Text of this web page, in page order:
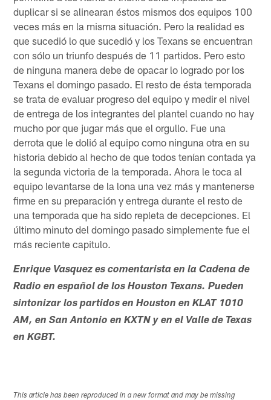
duplicar si se alinearan éstos mismos dos equipos 100
veces más en la misma situación. Pero la realidad es
que sucedió lo que sucedió y los Texans se encuentran
con sólo un triunfo después de 11 partidos. Pero esto
de ninguna manera debe de opacar lo logrado por los
Texans el domingo pasado. El resto de ésta temporada
se trata de evaluar progreso del equipo y medir el nivel
de entrega de los integrantes del plantel cuando no hay
mucho por que jugar más que el orgullo. Fue una
derrota que le dolió al equipo como ninguna otra en su
historia debido al hecho de que todos tenían contada ya
la segunda victoria de la temporada. Ahora le toca al
equipo levantarse de la lona una vez más y mantenerse
firme en su preparación y entrega durante el resto de
una temporada que ha sido repleta de decepciones. El
último minuto del domingo pasado simplemente fue el
más reciente capitulo.
Enrique Vasquez es comentarista en la Cadena de
Radio en español de los Houston Texans. Pueden
sintonizar los partidos en Houston en KLAT 1010
AM, en San Antonio en KXTN y en el Valle de Texas
en KGBT.
This article has been reproduced in a new format and may be missing